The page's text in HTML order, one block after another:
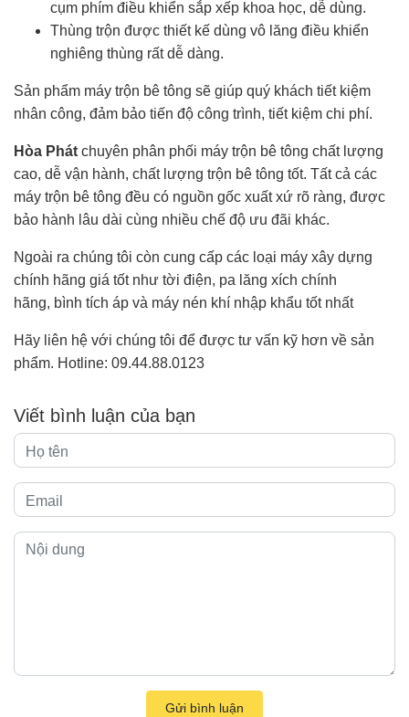
cụm phím điều khiển sắp xếp khoa học, dễ dùng.
Thùng trộn được thiết kế dùng vô lăng điều khiển
nghiêng thùng rất dễ dàng.
Sản phẩm máy trộn bê tông sẽ giúp quý khách tiết kiệm
nhân công, đảm bảo tiến độ công trình, tiết kiệm chi phí.
Hòa Phát chuyên phân phối máy trộn bê tông chất lượng
cao, dễ vận hành, chất lượng trộn bê tông tốt. Tất cả các
máy trộn bê tông đều có nguồn gốc xuất xứ rõ ràng, được
bảo hành lâu dài cùng nhiều chế độ ưu đãi khác.
Ngoài ra chúng tôi còn cung cấp các loại máy xây dựng
chính hãng giá tốt như tời điện, pa lăng xích chính
hãng, bình tích áp và máy nén khí nhập khẩu tốt nhất
Hãy liên hệ với chúng tôi để được tư vấn kỹ hơn về sản
phẩm. Hotline: 09.44.88.0123
Viết bình luận của bạn
Gửi bình luận